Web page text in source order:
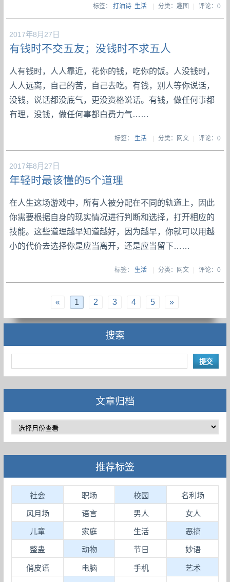
标签： 打油诗 生活 分类：趣图 评论：0
2017年8月27日
有钱时不交五友；没钱时不求五人
人有钱时，人人靠近，花你的钱，吃你的饭。人没钱时，
人人远离，自己的苦，自己去吃。有钱，别人等你说话，
没钱，说话都没底气，更没资格说话。有钱，做任何事都
有理，没钱，做任何事都白费力气……
标签： 生活 | 分类：网文| 评论：0
2017年8月27日
年轻时最该懂的5个道理
在人生这场游戏中，所有人被分配在不同的轨道上，因此
你需要根据自身的现实情况进行判断和选择，打开相应的
技能。这些道理越早知道越好，因为越早，你就可以用越
小的代价去选择你是应当离开，还是应当留下……
标签： 生活 | 分类：网文| 评论：0
« 1 2 3 4 5 »
搜索
文章归档
推荐标签
社会 职场 校园 名利场
风月场 语言 男人 女人
儿童 家庭 生活 恶搞
整蛊 动物 节日 妙语
俏皮语 电脑 手机 艺术